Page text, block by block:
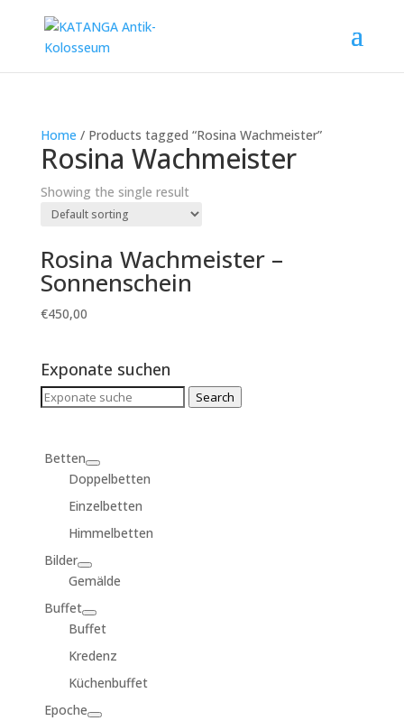
Home / Products tagged “Rosina Wachmeister”
Rosina Wachmeister
Showing the single result
Rosina Wachmeister –
Sonnenschein
€450,00
Exponate suchen
Search
Search
Betten
Doppelbetten
Einzelbetten
Himmelbetten
Bilder
Gemälde
Buffet
Buffet
Kredenz
Küchenbuffet
Epoche